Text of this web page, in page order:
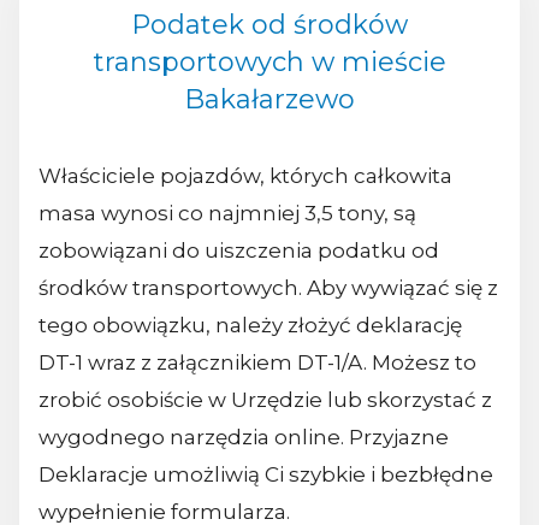
Podatek od środków
transportowych w mieście
Bakałarzewo
Właściciele pojazdów, których całkowita
masa wynosi co najmniej 3,5 tony, są
zobowiązani do uiszczenia podatku od
środków transportowych. Aby wywiązać się z
tego obowiązku, należy złożyć deklarację
DT-1 wraz z załącznikiem DT-1/A. Możesz to
zrobić osobiście w Urzędzie lub skorzystać z
wygodnego narzędzia online. Przyjazne
Deklaracje umożliwią Ci szybkie i bezbłędne
wypełnienie formularza.